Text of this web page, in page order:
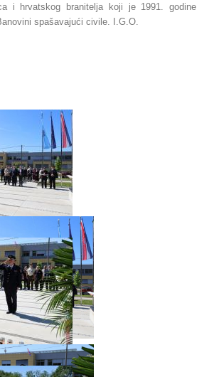
i hrvatskog branitelja koji je 1991. godine
spašavajući civile. I.G.O.